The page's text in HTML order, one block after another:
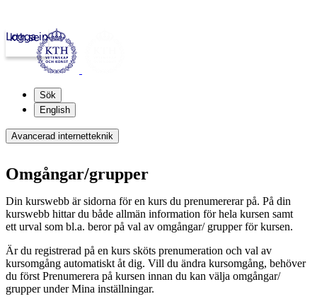
kth.se
Logga in
Sök
English
Avancerad internetteknik
Omgångar/grupper
Din kurswebb är sidorna för en kurs du prenumererar på. På din
kurswebb hittar du både allmän information för hela kursen samt
ett urval som bl.a. beror på val av omgångar/ grupper för kursen.
Är du registrerad på en kurs sköts prenumeration och val av
kursomgång automatiskt åt dig. Vill du ändra kursomgång, behöver
du först Prenumerera på kursen innan du kan välja omgångar/
grupper under Mina inställningar.